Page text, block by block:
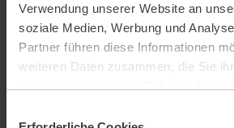
Verwendung unserer Website an
soziale Medien, Werbung und
Partner führen diese Informationen
weiteren Daten zusammen, die Sie
unsererDatenschutzerklärung.
III. Zutritt zur
Verhaltensregeln
1. Anspruch auf Zutritt zur